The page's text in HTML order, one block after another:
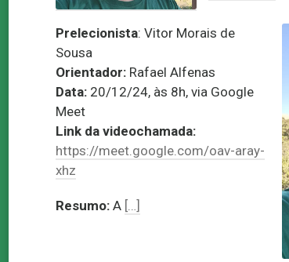
Prelecionista: Vitor Morais de
Sousa
Orientador: Rafael Alfenas
Data: 20/12/24, às 8h, via Google
Meet
Link da videochamada:
https://meet.google.com/oav-aray-
xhz
Resumo: A […]